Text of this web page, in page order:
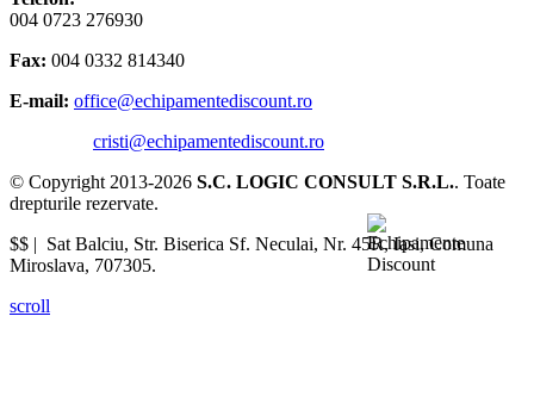
004 0723 276930
Fax: 004 0332 814340
E-mail: office@echipamentediscount.ro
cristi@echipamentediscount.ro
© Copyright 2013-2026 S.C. LOGIC CONSULT S.R.L.. Toate
drepturile rezervate.
$$ | Sat Balciu, Str. Biserica Sf. Neculai, Nr. 45R,Iasi,Comuna
Miroslava, 707305.
scroll